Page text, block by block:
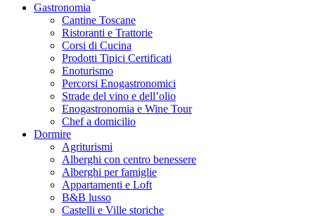
Gastronomia
Cantine Toscane
Ristoranti e Trattorie
Corsi di Cucina
Prodotti Tipici Certificati
Enoturismo
Percorsi Enogastronomici
Strade del vino e dell’olio
Enogastronomia e Wine Tour
Chef a domicilio
Dormire
Agriturismi
Alberghi con centro benessere
Alberghi per famiglie
Appartamenti e Loft
B&B lusso
Castelli e Ville storiche